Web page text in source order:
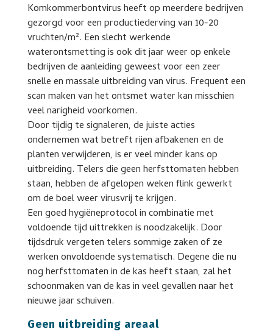
Komkommerbontvirus heeft op meerdere bedrijven
gezorgd voor een productiederving van 10-20
vruchten/m². Een slecht werkende
waterontsmetting is ook dit jaar weer op enkele
bedrijven de aanleiding geweest voor een zeer
snelle en massale uitbreiding van virus. Frequent een
scan maken van het ontsmet water kan misschien
veel narigheid voorkomen.
Door tijdig te signaleren, de juiste acties
ondernemen wat betreft rijen afbakenen en de
planten verwijderen, is er veel minder kans op
uitbreiding. Telers die geen herfsttomaten hebben
staan, hebben de afgelopen weken flink gewerkt
om de boel weer virusvrij te krijgen.
Een goed hygiëneprotocol in combinatie met
voldoende tijd uittrekken is noodzakelijk. Door
tijdsdruk vergeten telers sommige zaken of ze
werken onvoldoende systematisch. Degene die nu
nog herfsttomaten in de kas heeft staan, zal het
schoonmaken van de kas in veel gevallen naar het
nieuwe jaar schuiven.
Geen uitbreiding areaal